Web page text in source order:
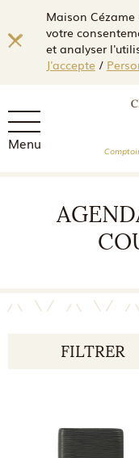
Maison Cézame
votre
et analyser
J'accepte/
Menu
FILTRER